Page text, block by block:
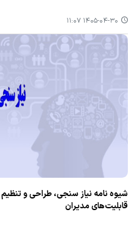
۱۴۰۵-۰۴-۳۰ ۱۱:۰۷
شیوه نامه نیاز سنجی، طراحی و
قابلیت‌های مدیران